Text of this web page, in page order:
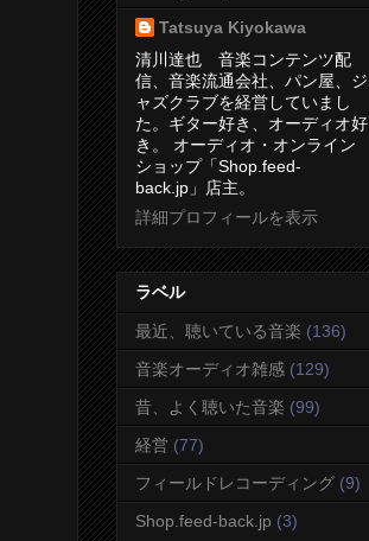
Tatsuya Kiyokawa
清川達也 音楽コンテンツ配
信、音楽流通会社、パン屋、ジ
ャズクラブを経営していまし
た。ギター好き、オーディオ好
き。 オーディオ・オンライン
ショップ「Shop.feed-
back.jp」店主。
詳細プロフィールを表示
ラベル
最近、聴いている音楽 (136)
音楽オーディオ雑感 (129)
昔、よく聴いた音楽 (99)
経営 (77)
フィールドレコーディング (9)
Shop.feed-back.jp (3)